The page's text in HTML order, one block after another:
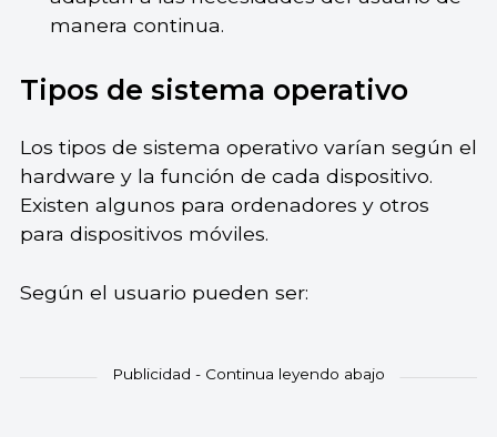
manera continua.
Tipos de sistema operativo
Los tipos de sistema operativo varían según el
hardware y la función de cada dispositivo.
Existen algunos para ordenadores y otros
para dispositivos móviles.
Según el usuario pueden ser: